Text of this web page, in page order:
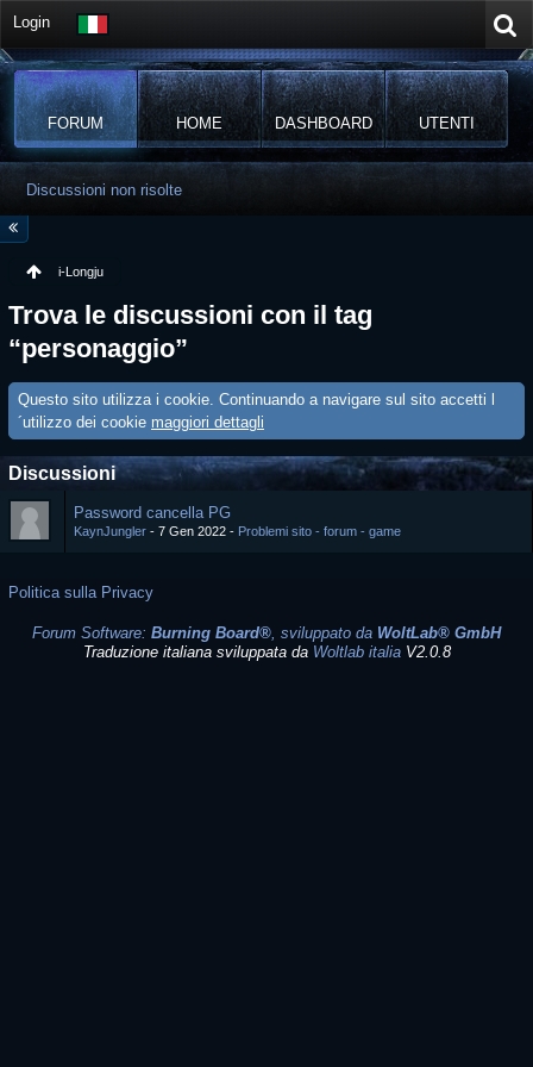
Login
FORUM HOME DASHBOARD UTENTI
Discussioni non risolte
i-Longju
Trova le discussioni con il tag
“personaggio”
Questo sito utilizza i cookie. Continuando a navigare sul sito accetti l
´utilizzo dei cookie maggiori dettagli
Discussioni
Password cancella PG
KaynJungler 7 Gen 2022 Problemi sito - forum - game
Politica sulla Privacy
Forum Software: Burning Board®, sviluppato da WoltLab® GmbH
Traduzione italiana sviluppata da Woltlab italiaV2.0.8